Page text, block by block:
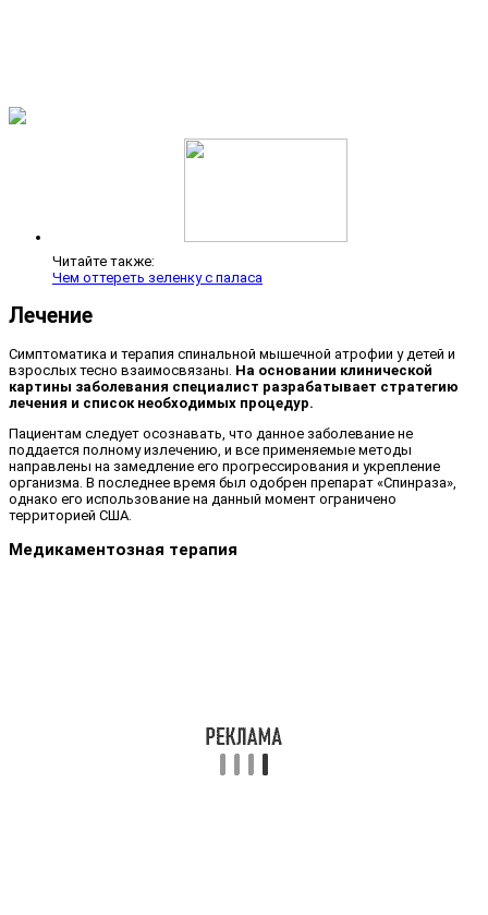
Читайте также:
Чем оттереть зеленку с паласа
Лечение
Симптоматика и терапия спинальной мышечной атрофии у детей и
взрослых тесно взаимосвязаны. На основании клинической
картины заболевания специалист разрабатывает стратегию
лечения и список необходимых процедур.
Пациентам следует осознавать, что данное заболевание не
поддается полному излечению, и все применяемые методы
направлены на замедление его прогрессирования и укрепление
организма. В последнее время был одобрен препарат «Спинраза»,
однако его использование на данный момент ограничено
территорией США.
Медикаментозная терапия